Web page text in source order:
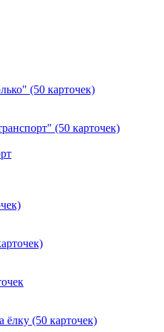
(50 карточек)
(50 карточек)
(50 карточек)